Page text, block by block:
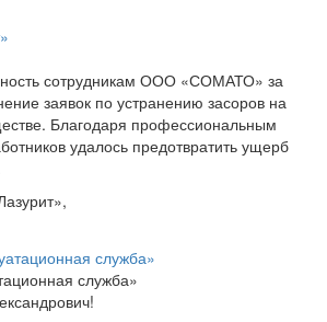
сотрудникам ООО «СОМАТО» за
заявок по устранению засоров на
Благодаря профессиональным
удалось предотвратить ущерб
служба»